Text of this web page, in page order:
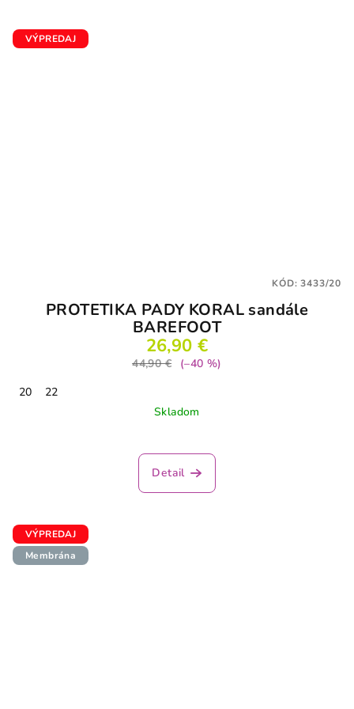
VÝPREDAJ
PROTETIKA PADY KORAL sandále
BAREFOOT
26,90 €
44,90 €
(–40 %)
20
22
Skladom
Detail
KÓD:3433/20
VÝPREDAJ
Membrána